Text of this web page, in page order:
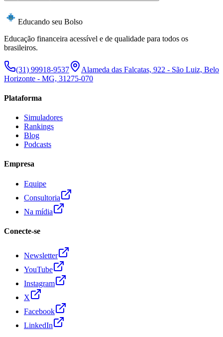
Educando seu Bolso
Educação financeira acessível e de qualidade para todos os
brasileiros.
(31) 99918-9537
Alameda das Falcatas, 922 - São Luiz, Belo
Horizonte - MG, 31275-070
Plataforma
Simuladores
Rankings
Blog
Podcasts
Empresa
Equipe
Consultoria
Na mídia
Conecte-se
Newsletter
YouTube
Instagram
X
Facebook
LinkedIn